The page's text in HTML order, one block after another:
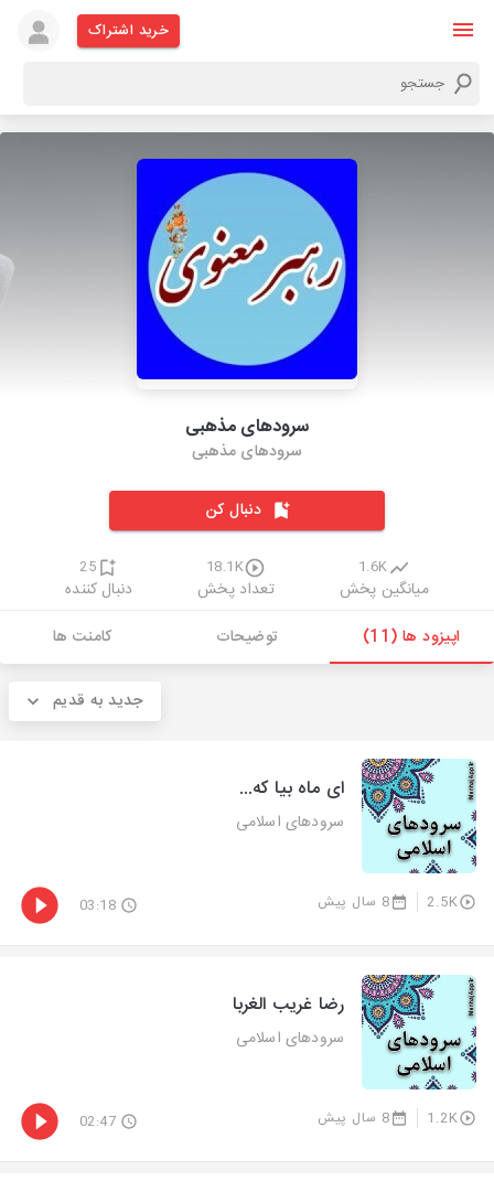
خرید اشتراک
سرودهای مذهبی
سرودهای مذهبی
دنبال کن
1.6K
میانگین پخش
18.1K
تعداد پخش
25
دنبال کننده
اپیزود ها (11)
توضیحات کامنت ها
جدید به قدیم
ای ماه بیا که...
سرودهای اسلامی
2.5K 8 سال پیش 03:18
رضا غریب الغربا
سرودهای اسلامی
1.2K 8 سال پیش 02:47